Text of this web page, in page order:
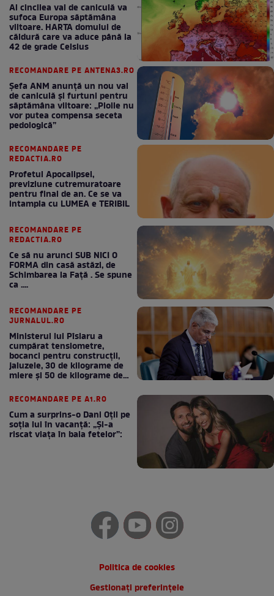
Al cincilea val de caniculă va
sufoca Europa săptămâna
viitoare. HARTA domului de
căldură care va aduce până la
42 de grade Celsius
RECOMANDARE PE ANTENA3.RO
Șefa ANM anunță un nou val
de caniculă și furtuni pentru
săptămâna viitoare: „Ploile nu
vor putea compensa seceta
pedologică”
RECOMANDARE PE
REDACTIA.RO
Profetul Apocalipsei,
previziune cutremuratoare
pentru final de an. Ce se va
intampla cu LUMEA e TERIBIL
RECOMANDARE PE
REDACTIA.RO
Ce să nu arunci SUB NICI O
FORMA din casă astăzi, de
Schimbarea la Față . Se spune
ca ....
RECOMANDARE PE
JURNALUL.RO
Ministerul lui Pîslaru a
cumpărat tensiometre,
bocanci pentru construcții,
jaluzele, 30 de kilograme de
miere și 50 de kilograme de
RECOMANDARE PE A1.RO
Cum a surprins-o Dani Oțil pe
soția lui în vacanță: „Și-a
riscat viața în baia fetelor”:
Politica de cookies
Gestionați preferințele